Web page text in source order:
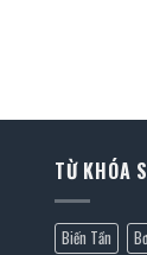
TỪ KHÓA
Biến Tần